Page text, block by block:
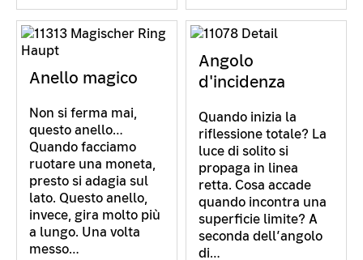
Anello magico
Non si ferma mai,
questo anello…
Quando facciamo
ruotare una moneta,
presto si adagia sul
lato. Questo anello,
invece, gira molto più
a lungo. Una volta
messo…
Angolo
d'incidenza
Quando inizia la
riflessione totale? La
luce di solito si
propaga in linea
retta. Cosa accade
quando incontra una
superficie limite? A
seconda dell’angolo
di…